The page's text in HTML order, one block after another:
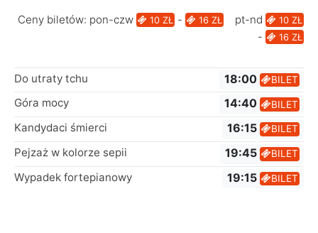
Ceny biletów: pon-czw 10 ZŁ - 16 ZŁ pt-nd 10 ZŁ
- 16 ZŁ
Do utraty tchu 18:00 BILET
Góra mocy 14:40 BILET
Kandydaci śmierci 16:15 BILET
Pejzaż w kolorze sepii 19:45 BILET
Wypadek fortepianowy 19:15 BILET